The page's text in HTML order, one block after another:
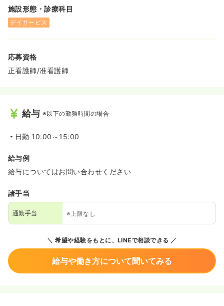
施設形態・診療科目
デイサービス
応募資格
正看護師/准看護師
給与 ※以下の勤務時間の場合
日勤 10:00～15:00
給与例
給与についてはお問い合わせください
諸手当
通勤手当 ※上限なし
希望や経験をもとに、LINEで相談できる
給与や働き方について聞いてみる